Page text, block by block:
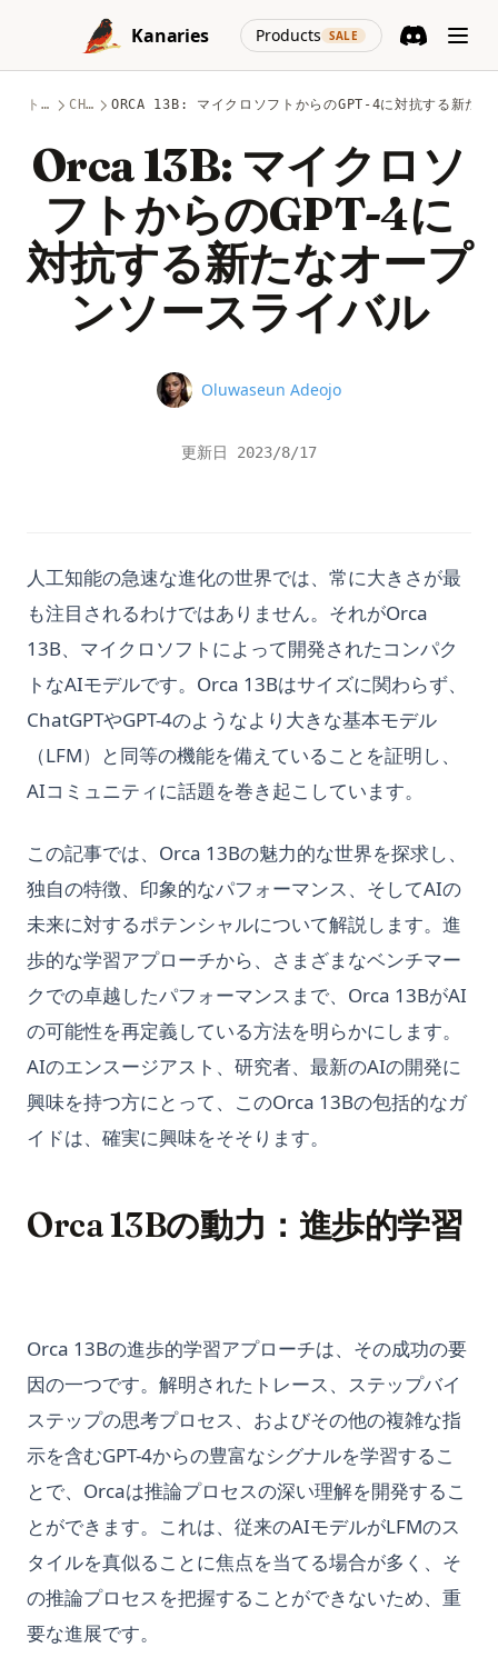
Skip to content
Kanaries
Products SALE
(opens in a
トピック CHATGPT ORCA 13B: マイクロソフトからのGPT-4に対抗する新たな
Orca 13B: マイクロソ
フトからのGPT-4に
対抗する新たなオープ
ンソースライバル
Name
Oluwaseun Adeojo
更新日 2023/8/17
人工知能の急速な進化の世界では、常に大きさが最
も注目されるわけではありません。それがOrca
13B、マイクロソフトによって開発されたコンパク
トなAIモデルです。Orca 13Bはサイズに関わらず、
ChatGPTやGPT-4のようなより大きな基本モデル
（LFM）と同等の機能を備えていることを証明し、
AIコミュニティに話題を巻き起こしています。
この記事では、Orca 13Bの魅力的な世界を探求し、
独自の特徴、印象的なパフォーマンス、そしてAIの
未来に対するポテンシャルについて解説します。進
歩的な学習アプローチから、さまざまなベンチマー
クでの卓越したパフォーマンスまで、Orca 13BがAI
の可能性を再定義している方法を明らかにします。
AIのエンスージアスト、研究者、最新のAIの開発に
興味を持つ方にとって、このOrca 13Bの包括的なガ
イドは、確実に興味をそそります。
Orca 13Bの動力：進歩的学習
Orca 13Bの進歩的学習アプローチは、その成功の要
因の一つです。解明されたトレース、ステップバイ
ステップの思考プロセス、およびその他の複雑な指
示を含むGPT-4からの豊富なシグナルを学習するこ
とで、Orcaは推論プロセスの深い理解を開発するこ
とができます。これは、従来のAIモデルがLFMのス
タイルを真似ることに焦点を当てる場合が多く、そ
の推論プロセスを把握することができないため、重
要な進展です。